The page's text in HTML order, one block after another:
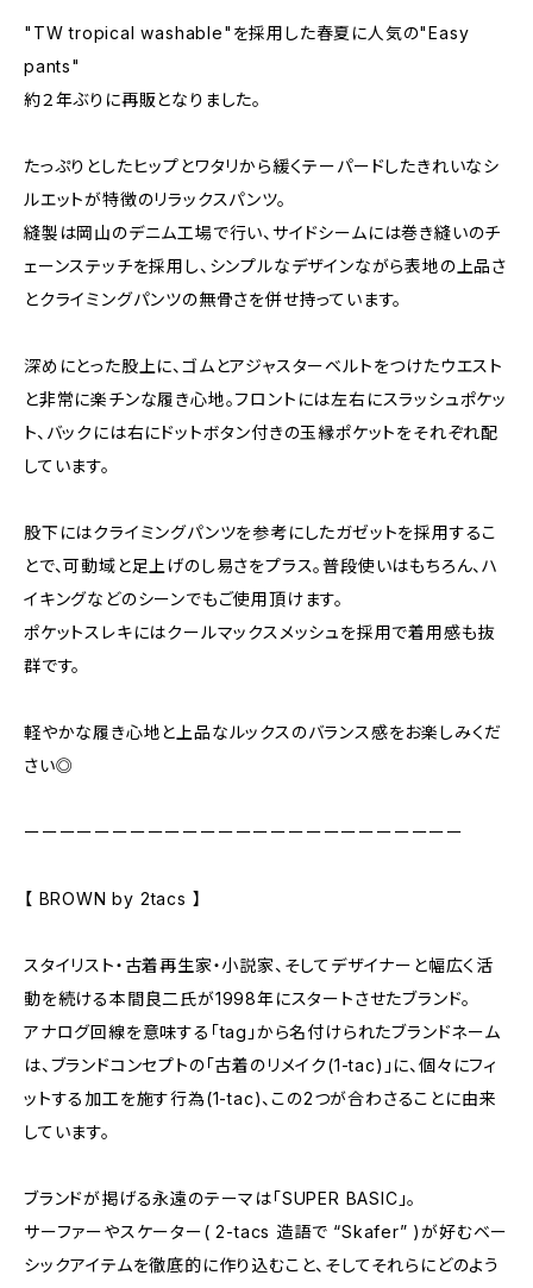
"TW tropical washable"を採用した春夏に人気の"Easy
pants"
約２年ぶりに再販となりました。
たっぷりとしたヒップとワタリから緩くテーパードしたきれいなシ
ルエットが特徴のリラックスパンツ。
縫製は岡山のデニム工場で行い、サイドシームには巻き縫いのチ
ェーンステッチを採用し、シンプルなデザインながら表地の上品さ
とクライミングパンツの無骨さを併せ持っています。
深めにとった股上に、ゴムとアジャスターベルトをつけたウエスト
と非常に楽チンな履き心地。フロントには左右にスラッシュポケッ
ト、バックには右にドットボタン付きの玉縁ポケットをそれぞれ配
しています。
股下にはクライミングパンツを参考にしたガゼットを採用するこ
とで、可動域と足上げのし易さをプラス。普段使いはもちろん、ハ
イキングなどのシーンでもご使用頂けます。
ポケットスレキにはクールマックスメッシュを採用で着用感も抜
群です。
軽やかな履き心地と上品なルックスのバランス感をお楽しみくだ
さい◎
ーーーーーーーーーーーーーーーーーーーーーーーーー
【 BROWN by 2tacs 】
スタイリスト・古着再生家・小説家、そしてデザイナーと幅広く活
動を続ける本間良二氏が1998年にスタートさせたブランド。
アナログ回線を意味する「tag」から名付けられたブランドネーム
は、ブランドコンセプトの「古着のリメイク(1-tac)」に、個々にフィ
ットする加工を施す行為(1-tac)、この2つが合わさることに由来
しています。
ブランドが掲げる永遠のテーマは「SUPER BASIC」。
サーファーやスケーター( 2-tacs 造語で “Skafer” )が好むベー
シックアイテムを徹底的に作り込むこと、そしてそれらにどのよう